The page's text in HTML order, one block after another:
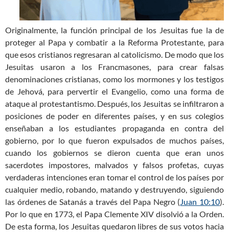
Originalmente, la función principal de los Jesuitas fue la de
proteger al Papa y combatir a la Reforma Protestante, para
que esos cristianos regresaran al catolicismo. De modo que los
Jesuitas usaron a los Francmasones, para crear falsas
denominaciones cristianas, como los mormones y los testigos
de Jehová, para pervertir el Evangelio, como una forma de
ataque al protestantismo. Después, los Jesuitas se infiltraron a
posiciones de poder en diferentes países, y en sus colegios
enseñaban a los estudiantes propaganda en contra del
gobierno, por lo que fueron expulsados de muchos países,
cuando los gobiernos se dieron cuenta que eran unos
sacerdotes impostores, malvados y falsos profetas, cuyas
verdaderas intenciones eran tomar el control de los países por
cualquier medio, robando, matando y destruyendo, siguiendo
las órdenes de Satanás a través del Papa Negro (Juan 10:10).
Por lo que en 1773, el Papa Clemente XIV disolvió a la Orden.
De esta forma, los Jesuitas quedaron libres de sus votos hacia